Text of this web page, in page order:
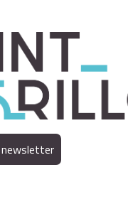
newsletter